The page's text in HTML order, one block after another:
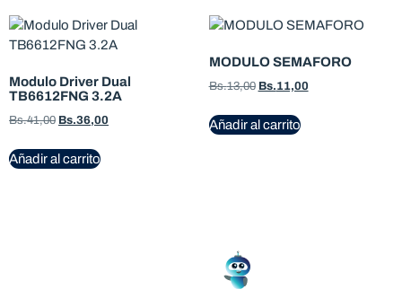
Modulo Driver Dual
TB6612FNG 3.2A
Bs.41,00 Bs.36,00
Añadir al carrito
MODULO SEMAFORO
Bs.13,00 Bs.11,00
Añadir al carrito